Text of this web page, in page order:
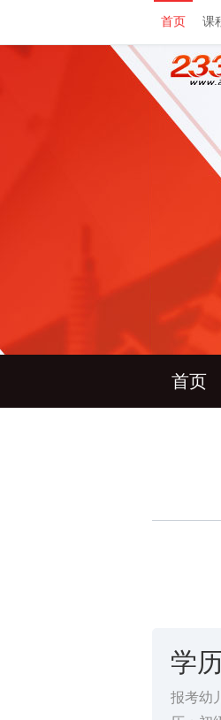
首页 课
首页
学
报考幼